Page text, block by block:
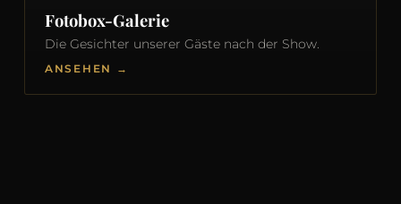
Fotobox-Galerie
Die Gesichter unserer Gäste nach der Show.
ANSEHEN →